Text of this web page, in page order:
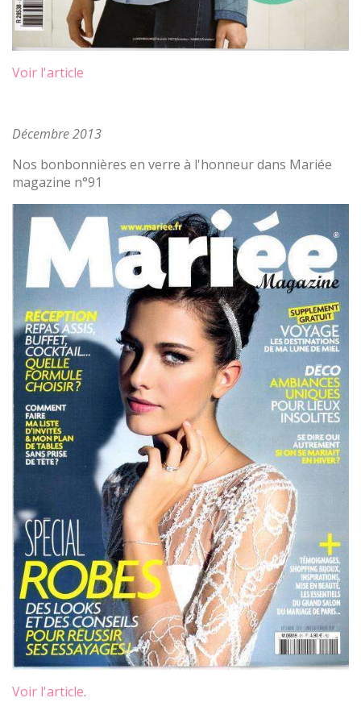
Voir l'article
Décembre 2013
Nos bonbonnières en verre à l'honneur dans Mariée
magazine n°91
Voir l'article.